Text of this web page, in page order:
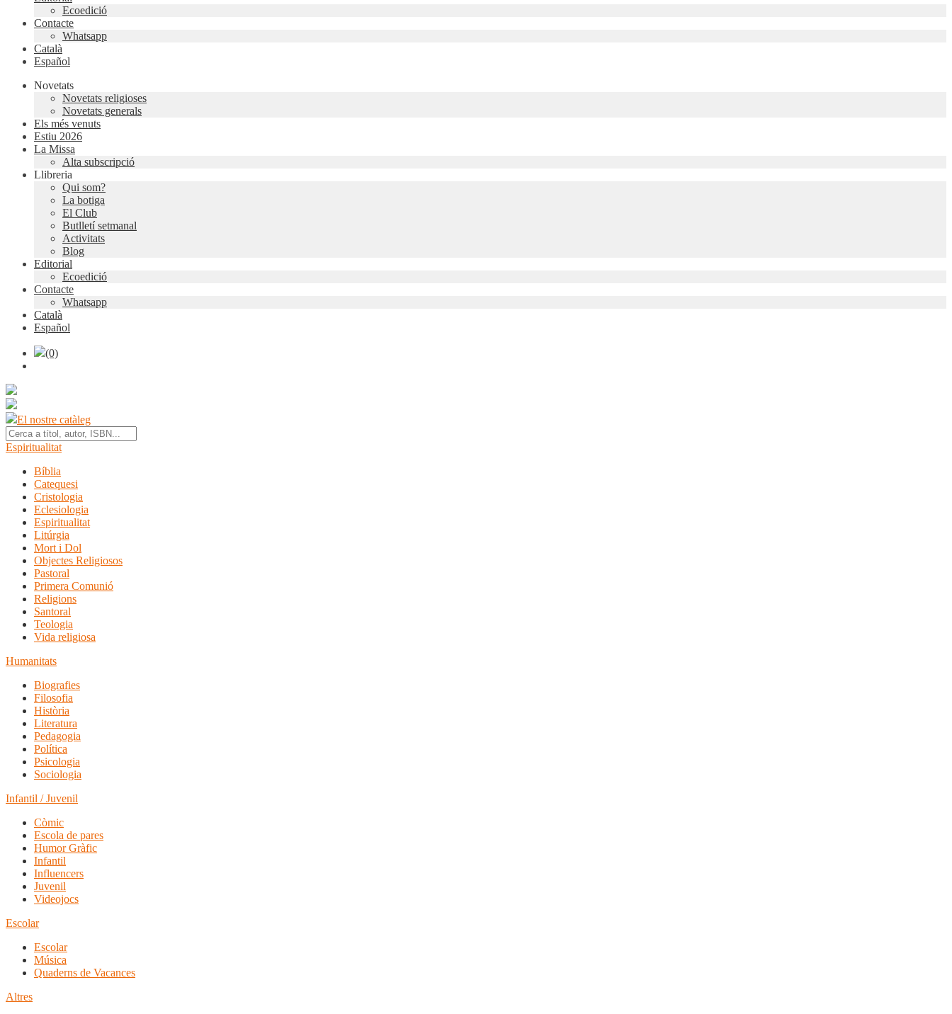
Ecoedició
Contacte
Whatsapp
Català
Español
Novetats
Novetats religioses
Novetats generals
Els més venuts
Estiu 2026
La Missa
Alta subscripció
Llibreria
Qui som?
La botiga
El Club
Butlletí setmanal
Activitats
Blog
Editorial
Ecoedició
Contacte
Whatsapp
Català
Español
(0)
El nostre catàleg
Espiritualitat
Bíblia
Catequesi
Cristologia
Eclesiologia
Espiritualitat
Litúrgia
Mort i Dol
Objectes Religiosos
Pastoral
Primera Comunió
Religions
Santoral
Teologia
Vida religiosa
Humanitats
Biografies
Filosofia
Història
Literatura
Pedagogia
Política
Psicologia
Sociologia
Infantil / Juvenil
Còmic
Escola de pares
Humor Gràfic
Infantil
Influencers
Juvenil
Videojocs
Escolar
Escolar
Música
Quaderns de Vacances
Altres